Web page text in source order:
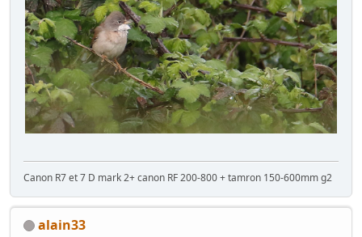
Canon R7 et 7 D mark 2+ canon RF 200-800 + tamron 150-600mm g2
alain33